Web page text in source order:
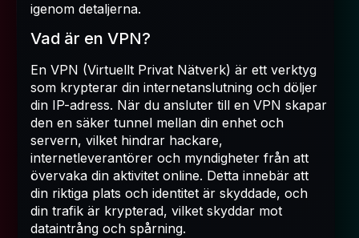
igenom detaljerna.
Vad är en VPN?
En VPN (Virtuellt Privat Nätverk) är ett verktyg
som krypterar din internetanslutning och döljer
din IP-adress. När du ansluter till en VPN skapar
den en säker tunnel mellan din enhet och
servern, vilket hindrar hackare,
internetleverantörer och myndigheter från att
övervaka din aktivitet online. Detta innebär att
din riktiga plats och identitet är skyddade, och
din trafik är krypterad, vilket skyddar mot
dataintrång och spårning.